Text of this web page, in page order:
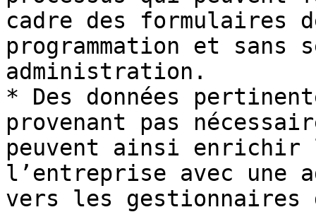
cadre des formulaires
programmation et sans
administration.
* Des données
provenant pas
peuvent ainsi enrichir
l’entreprise avec une
vers les gestionnaires